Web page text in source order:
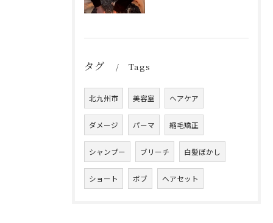
タグ Tags
北九州市 美容室 ヘアケア
ダメージ パーマ 縮毛矯正
シャンプー ブリーチ 白髪ぼかし
ショート ボブ ヘアセット